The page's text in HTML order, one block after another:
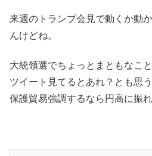
来週のトランプ会見で動くか動
んけどね。
大統領選でちょっとまともなこ
ツイート見てるとあれ？とも思
保護貿易強調するなら円高に振